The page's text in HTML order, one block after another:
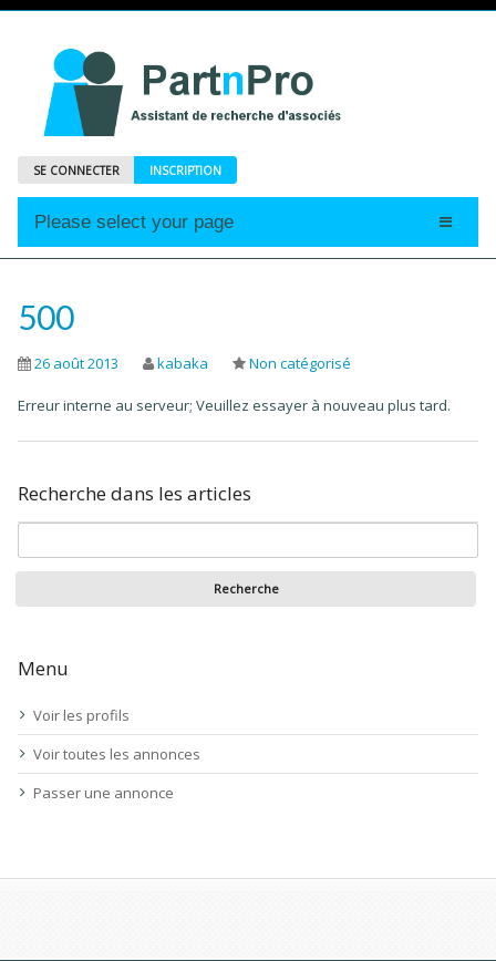
SE CONNECTER INSCRIPTION
Please select your page
Accueil
Annonces
500
26 août 2013 kabaka Non catégorisé
Erreur interne au serveur; Veuillez essayer à nouveau plus tard.
Recherche dans les articles
Menu
Voir les profils
Voir toutes les annonces
Passer une annonce